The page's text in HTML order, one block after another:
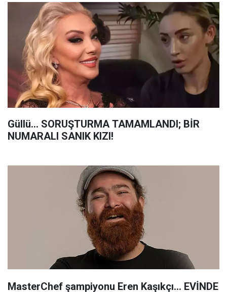
Güllü... SORUŞTURMA TAMAMLANDI; BİR
NUMARALI SANIK KIZI!
MasterChef şampiyonu Eren Kaşıkçı... EVİNDE